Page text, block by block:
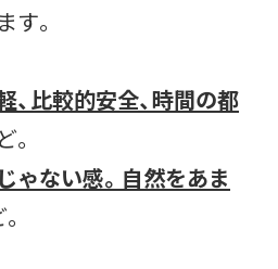
す。
、比較的安全、時間の都
ゃない感。自然をあま